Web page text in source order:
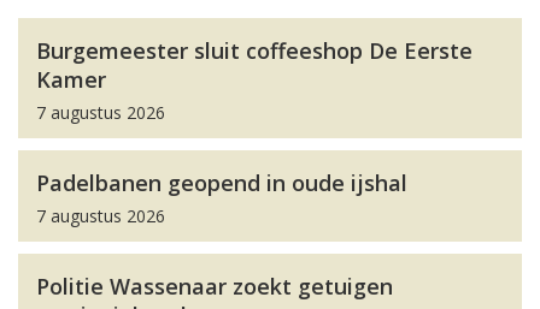
Burgemeester sluit coffeeshop De Eerste
Kamer
7 augustus 2026
Padelbanen geopend in oude ijshal
7 augustus 2026
Politie Wassenaar zoekt getuigen